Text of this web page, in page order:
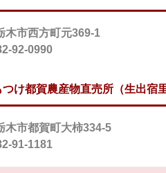
木市西方町元369-1
92-0990
つけ都賀農産物直売所（生出宿
木市都賀町大柿334-5
91-1181